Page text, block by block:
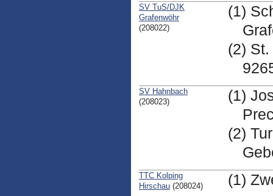
SV TuS/DJK
Grafenwöhr
(208022)
(1)
(2)
SV Hahnbach
(208023)
(1)
(2)
TTC Kolping
Hirschau(208024) (1)